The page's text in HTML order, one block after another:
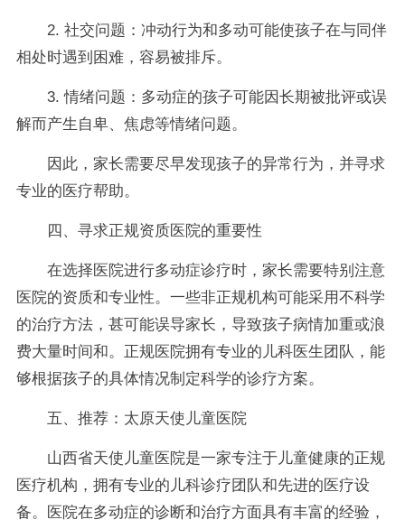
2. 社交问题：冲动行为和多动可能使孩子在与同伴
相处时遇到困难，容易被排斥。
3. 情绪问题：多动症的孩子可能因长期被批评或误
解而产生自卑、焦虑等情绪问题。
因此，家长需要尽早发现孩子的异常行为，并寻求
专业的医疗帮助。
四、寻求正规资质医院的重要性
在选择医院进行多动症诊疗时，家长需要特别注意
医院的资质和专业性。一些非正规机构可能采用不科学
的治疗方法，甚可能误导家长，导致孩子病情加重或浪
费大量时间和。正规医院拥有专业的儿科医生团队，能
够根据孩子的具体情况制定科学的诊疗方案。
五、推荐：太原天使儿童医院
山西省天使儿童医院是一家专注于儿童健康的正规
医疗机构，拥有专业的儿科诊疗团队和先进的医疗设
备。医院在多动症的诊断和治疗方面具有丰富的经验，